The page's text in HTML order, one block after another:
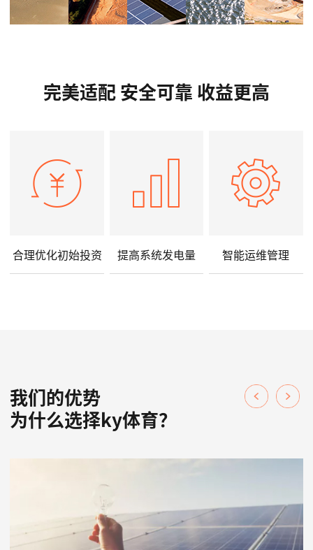
完美适配 安全可靠 收益更高
合理优化初始投资 提高系统发电量 智能运维管理
我们的优势
为什么选择ky体育？